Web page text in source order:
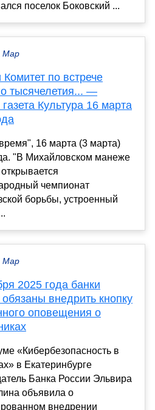
поселок Боковский ...
Мар
по встрече
тысячелетия... —
Культура 16 марта
16 марта (3 марта)
"В Михайловском манеже
чемпионат
борьбы, устроенный
Мар
2025 года банки
внедрить кнопку
оповещения о
«Кибербезопасность в
в Екатеринбурге
Банка России Эльвира
объявила о
внедрении